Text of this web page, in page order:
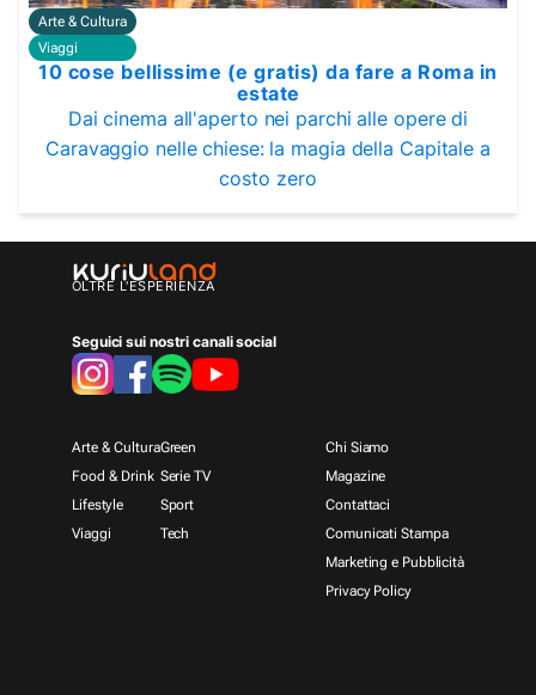
Arte & Cultura
Viaggi
10 cose bellissime (e gratis) da fare a Roma in
estate
Dai cinema all'aperto nei parchi alle opere di
Caravaggio nelle chiese: la magia della Capitale a
costo zero
OLTRE L'ESPERIENZA
Seguici sui nostri canali social
Arte & Cultura
Food & Drink
Lifestyle
Viaggi
Green
Serie TV
Sport
Tech
Chi Siamo
Magazine
Contattaci
Comunicati Stampa
Marketing e Pubblicità
Privacy Policy